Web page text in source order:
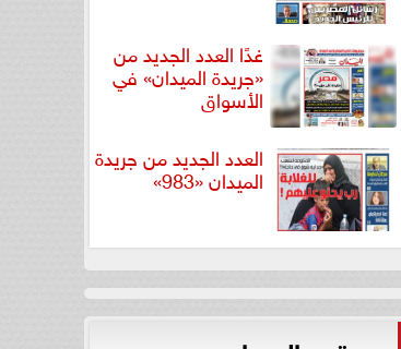
غدًا العدد الجديد من
«جريدة الميدان» في
الأسواق
العدد الجديد من جريدة
الميدان «983»